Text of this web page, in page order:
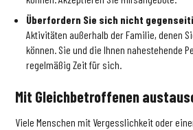
Überfordern Sie sich nicht
Aktivitäten außerhalb der Familie, denen
können. Sie und die Ihnen nahestehende
regelmäßig Zeit für sich.
Mit Gleichbetroffenen
Viele Menschen mit Vergesslichkeit oder